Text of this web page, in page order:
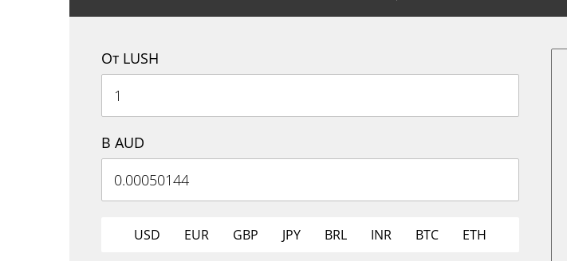
От LUSH
В AUD
USD EUR GBP JPY BRL INR BTC ETH